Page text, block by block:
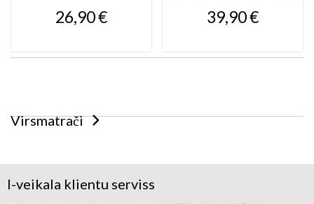
26,90 € 39,90 €
Virsmatrači
I-veikala klientu serviss